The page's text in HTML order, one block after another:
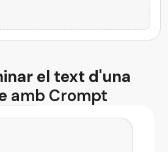
per IA
el text d'una
amb Crompt